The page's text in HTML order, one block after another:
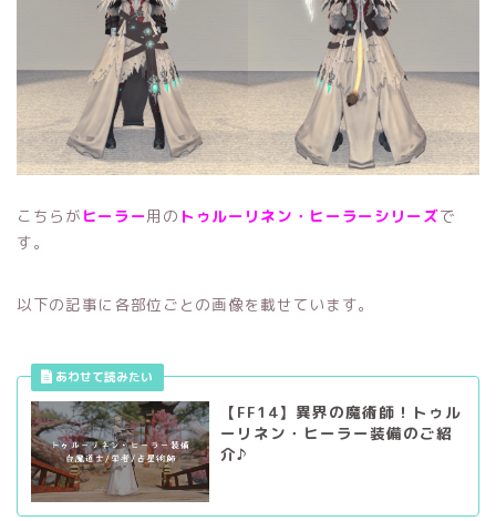
こちらが ヒーラー用の トゥルーリネン・ヒーラーシリーズで
す。
以下の記事に各部位ごとの画像を載せています。
【FF14】異界の魔術師！トゥル
ーリネン・ヒーラー装備のご紹
介♪